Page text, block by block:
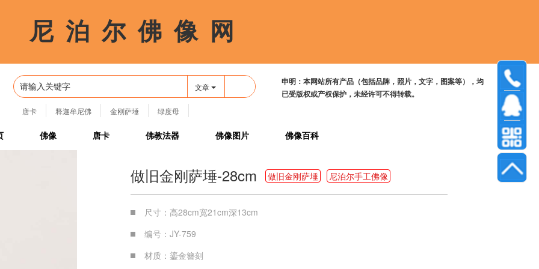
尼 泊 尔 佛 像 网
文章
唐卡 释迦牟尼佛 金刚萨埵 绿度母
四臂观音
申明：本网站所有产品（包括品牌，照片，文字，图案等），均
已受版权或产权保护，未经许可不得转载。
佛像 唐卡 佛教法器 佛像图片 佛像百科
做旧金刚萨埵-28cm 做旧金刚萨埵 尼泊尔手工佛像
尺寸：高28cm宽21cm深13cm
编号：JY-759
材质：鎏金簪刻